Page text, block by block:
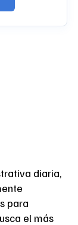
diaria,
para
el más